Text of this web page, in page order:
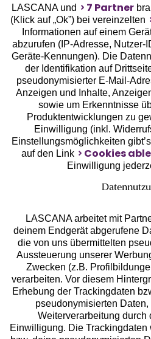
Geprüfte Sicherheit
Unsere Apps
Services
Beratung
Über uns
LASCANA und 7 Partner
(Klick auf „Ok”) bei vereinzelten
Informationen auf einem
abzurufen (IP-Adresse, Nutzer-
Geräte-Kennungen). Die
der Identifikation auf
pseudonymisierter E-Mail-
Anzeigen und Inhalte,
sowie um Erkenntnisse
Produktentwicklungen zu
Einwilligung (inkl.
Einstellungsmöglichkeiten
auf den Link
Cookies
Einwilligung
LASCANA arbeitet mit
deinem Endgerät abgerufene
die von uns übermittelten
Aussteuerung unserer
Zwecken (z.B.
verarbeiten. Vor diesem
Erhebung der Trackingdaten
pseudonymisierten
Weiterverarbeitung durch
Einwilligung. Die Trackingdaten